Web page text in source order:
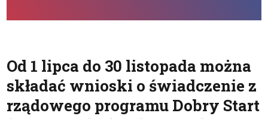
Od 1 lipca do 30 listopada można
składać wnioski o świadczenie z
rządowego programu Dobry Start